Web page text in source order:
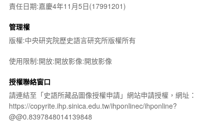
責任日期:嘉慶4年11月5日(17991201)
管理權
版權:中央研究院歷史語言研究所版權所有
使用限制:開放:開放影像:開放影像
授權聯絡窗口
請連結至「史語所藏品圖像授權申請」網站申請授權，網址：
https://copyrite.ihp.sinica.edu.tw/ihponlinec/ihponline?
@@0.8397848014139848